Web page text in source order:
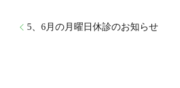
5、6月の月曜日休診のお知らせ